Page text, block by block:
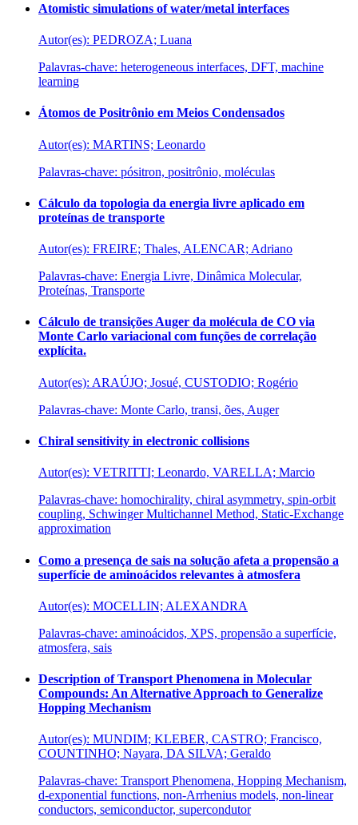
Atomistic simulations of water/metal interfaces
Autor(es): PEDROZA; Luana
Palavras-chave: heterogeneous interfaces, DFT, machine
learning
Átomos de Positrônio em Meios Condensados
Autor(es): MARTINS; Leonardo
Palavras-chave: pósitron, positrônio, moléculas
Cálculo da topologia da energia livre aplicado em
proteínas de transporte
Autor(es): FREIRE; Thales, ALENCAR; Adriano
Palavras-chave: Energia Livre, Dinâmica Molecular,
Proteínas, Transporte
Cálculo de transições Auger da molécula de CO via
Monte Carlo variacional com funções de correlação
explícita.
Autor(es): ARAÚJO; Josué, CUSTODIO; Rogério
Palavras-chave: Monte Carlo, transi, ões, Auger
Chiral sensitivity in electronic collisions
Autor(es): VETRITTI; Leonardo, VARELLA; Marcio
Palavras-chave: homochirality, chiral asymmetry, spin-orbit
coupling, Schwinger Multichannel Method, Static-Exchange
approximation
Como a presença de sais na solução afeta a propensão a
superfície de aminoácidos relevantes à atmosfera
Autor(es): MOCELLIN; ALEXANDRA
Palavras-chave: aminoácidos, XPS, propensão a superfície,
atmosfera, sais
Description of Transport Phenomena in Molecular
Compounds: An Alternative Approach to Generalize
Hopping Mechanism
Autor(es): MUNDIM; KLEBER, CASTRO; Francisco,
COUNTINHO; Nayara, DA SILVA; Geraldo
Palavras-chave: Transport Phenomena, Hopping Mechanism,
d-exponential functions, non-Arrhenius models, non-linear
conductors, semiconductor, supercondutor